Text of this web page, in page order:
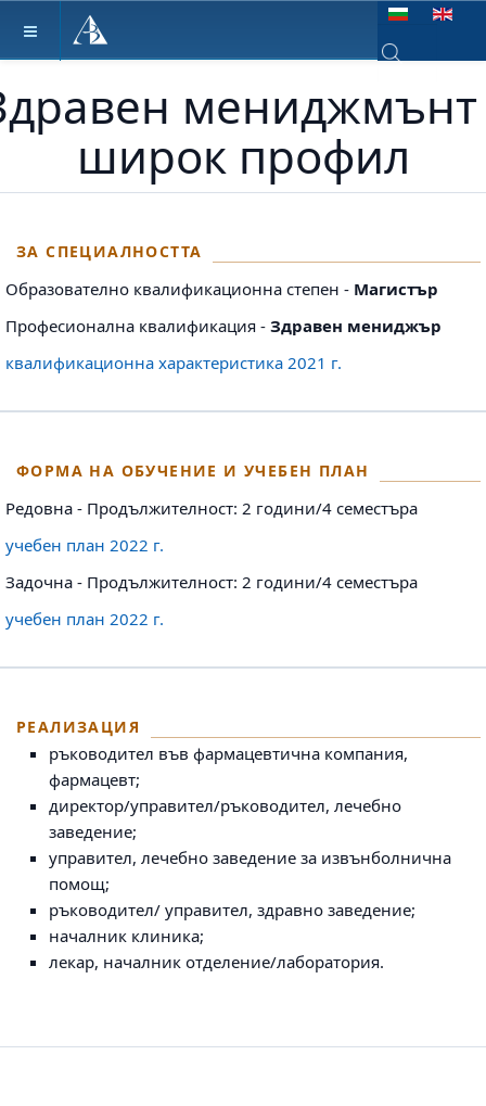
Изберете език
мениджмънт
широк профил
ЗА СПЕЦИАЛНОСТТА
Образователно квалификационна степен - Магистър
Професионална квалификация - Здравен мениджър
квалификационна характеристика 2021 г.
ФОРМА НА ОБУЧЕНИЕ И УЧЕБЕН ПЛАН
Редовна - Продължителност: 2 години/4 семестъра
учебен план 2022 г.
Задочна - Продължителност: 2 години/4 семестъра
учебен план 2022 г.
РЕАЛИЗАЦИЯ
ръководител във фармацевтична компания,
фармацевт;
директор/управител/ръководител, лечебно
заведение;
управител, лечебно заведение за извънболнична
помощ;
ръководител/ управител, здравно заведение;
началник клиника;
лекар, началник отделение/лаборатория.